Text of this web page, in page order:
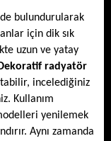
bulundurularak
için dik sık
uzun ve yatay
Dekoratif radyatör
incelediğiniz
Kullanım
yenilemek
Aynı zamanda